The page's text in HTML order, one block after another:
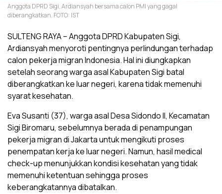
Anggota DPRD Sigi, Ardiansyah bersama calon PMI yang gagal
diberangkatkan. FOTO: IST
SULTENG RAYA – Anggota DPRD Kabupaten Sigi,
Ardiansyah menyoroti pentingnya perlindungan terhadap
calon pekerja migran Indonesia. Hal ini diungkapkan
setelah seorang warga asal Kabupaten Sigi batal
diberangkatkan ke luar negeri, karena tidak memenuhi
syarat kesehatan.
Eva Susanti (37), warga asal Desa Sidondo II, Kecamatan
Sigi Biromaru, sebelumnya berada di penampungan
pekerja migran di Jakarta untuk mengikuti proses
penempatan kerja ke luar negeri. Namun, hasil medical
check-up menunjukkan kondisi kesehatan yang tidak
memenuhi ketentuan sehingga proses
keberangkatannya dibatalkan.